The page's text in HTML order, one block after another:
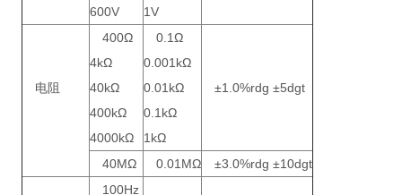
600V
1V
电阻
400Ω
4kΩ
40kΩ
400kΩ
4000kΩ
0.1Ω
0.001kΩ
0.01kΩ
0.1kΩ
1kΩ
±1.0%rdg ±5dgt
40MΩ 0.01MΩ ±3.0%rdg ±10dgt
100Hz